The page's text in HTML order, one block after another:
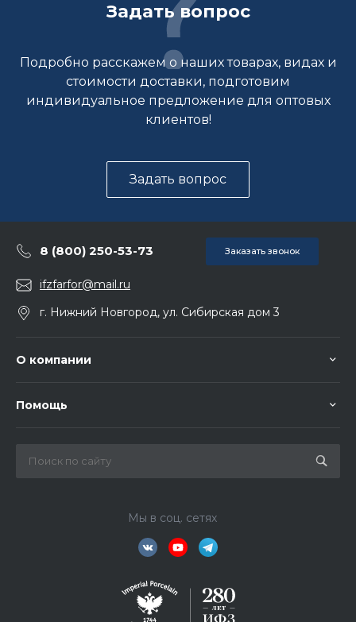
Задать вопрос
Подробно расскажем о наших товарах, видах и
стоимости доставки, подготовим
индивидуальное предложение для оптовых
клиентов!
Задать вопрос
8 (800) 250-53-73 Заказать звонок
ifzfarfor@mail.ru
г. Нижний Новгород, ул. Сибирская дом 3
О компании
Помощь
Мы в соц. сетях